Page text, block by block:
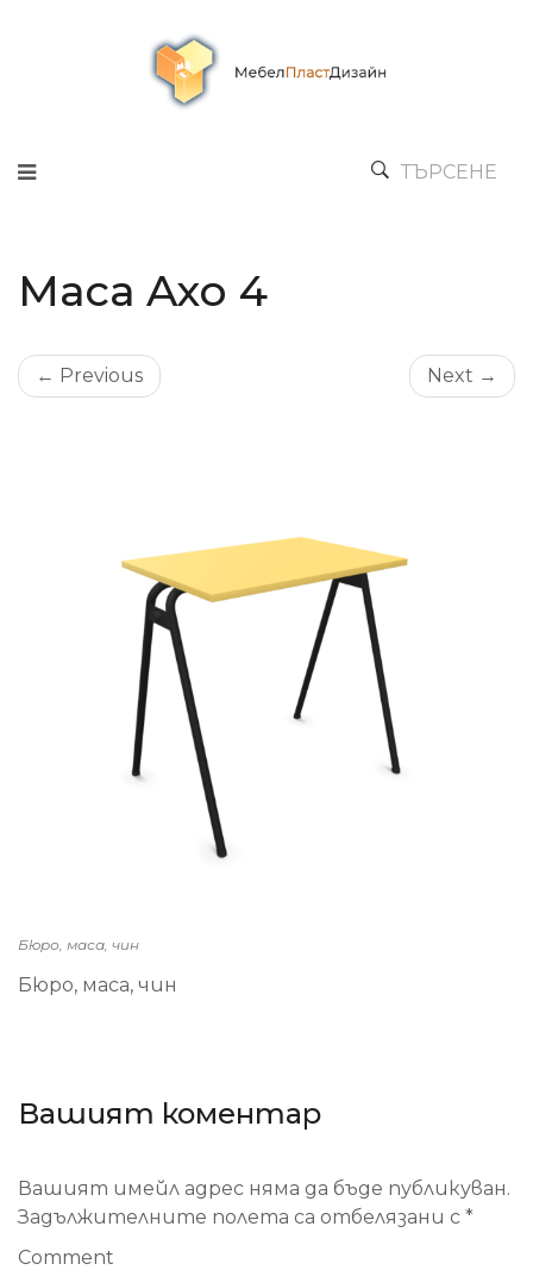
ТЪРСЕНЕ
Маса Axo 4
← Previous Next →
Бюро, маса, чин
Бюро, маса, чин
Вашият коментар
Вашият имейл адрес няма да бъде публикуван.
Задължителните полета са отбелязани с *
Comment